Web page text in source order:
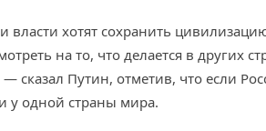
власти хотят сохранить
на то, что делается в других
— сказал Путин, отметив, что если
у одной страны мира.